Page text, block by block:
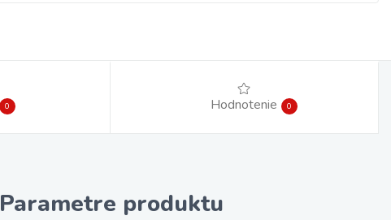
0 Hodnotenie 0
Parametre produktu